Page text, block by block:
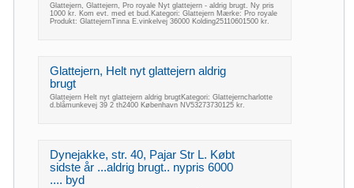
Glattejern, Glattejern, Pro royale Nyt glattejern - aldrig brugt. Ny pris
1000 kr. Kom evt. med et bud.Kategori: Glattejern Mærke: Pro royale
Produkt: GlattejernTinna E.vinkelvej 36000 Kolding25110601500 kr.
Glattejern, Helt nyt glattejern aldrig
brugt
Glattejern Helt nyt glattejern aldrig brugtKategori: Glattejerncharlotte
d.blåmunkevej 39 2 th2400 København NV53273730125 kr.
Dynejakke, str. 40, Pajar Str L. Købt
sidste år ...aldrig brugt.. nypris 6000
.... byd